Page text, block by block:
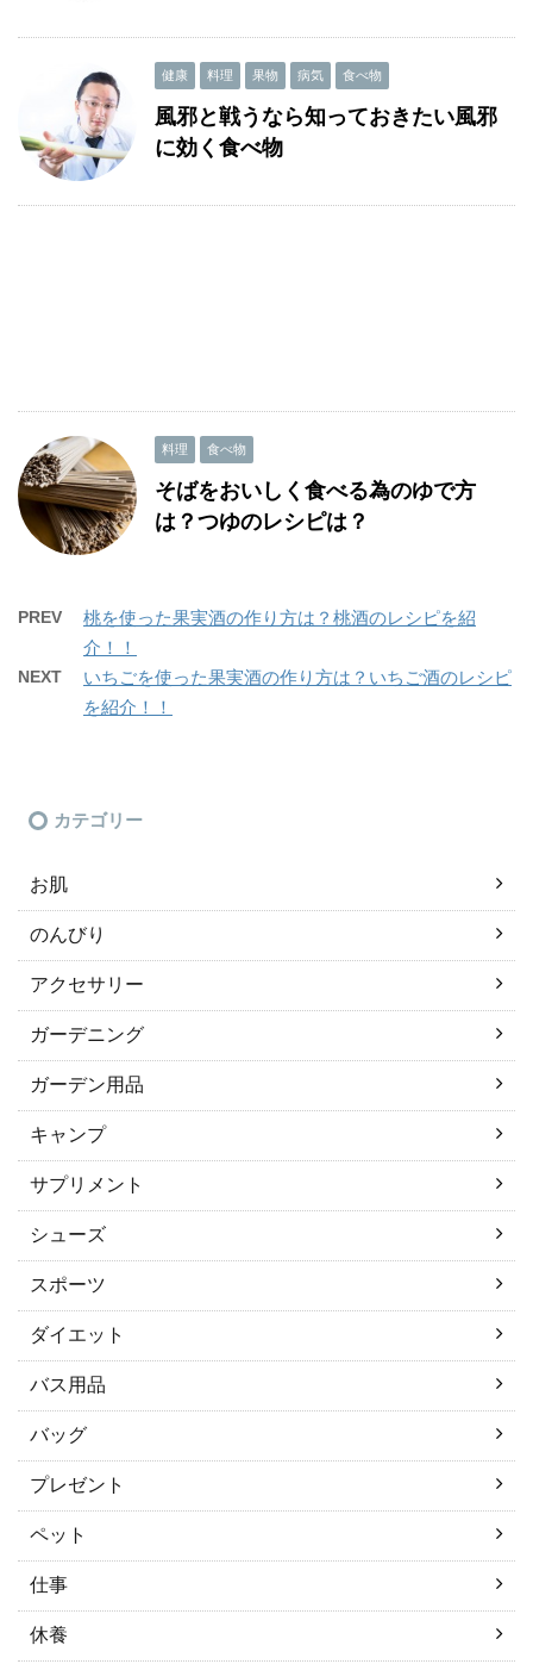
健康 料理 果物 病気 食べ物
風邪と戦うなら知っておきたい風邪
に効く食べ物
料理 食べ物
そばをおいしく食べる為のゆで方
は？つゆのレシピは？
PREV
桃を使った果実酒の作り方は？桃酒のレシピを紹
介！！
NEXT
いちごを使った果実酒の作り方は？いちご酒のレシピ
を紹介！！
カテゴリー
お肌
のんびり
アクセサリー
ガーデニング
ガーデン用品
キャンプ
サプリメント
シューズ
スポーツ
ダイエット
バス用品
バッグ
プレゼント
ペット
仕事
休養